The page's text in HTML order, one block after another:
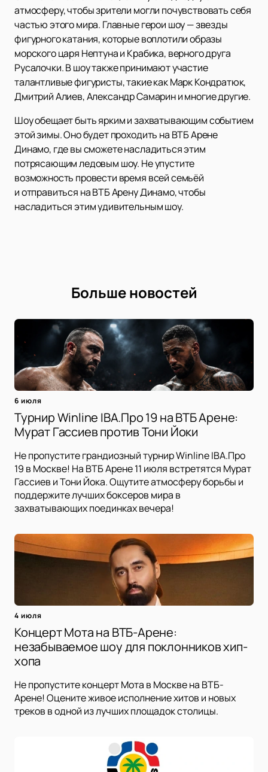
атмосферу, чтобы зрители могли почувствовать себя
частью этого мира. Главные герои шоу — звезды
фигурного катания, которые воплотили образы
морского царя Нептуна и Крабика, верного друга
Русалочки. В шоу также принимают участие
талантливые фигуристы, такие как Марк Кондратюк,
Дмитрий Алиев, Александр Самарин и многие другие.
Шоу обещает быть ярким и захватывающим событием
этой зимы. Оно будет проходить на ВТБ Арене
Динамо, где вы сможете насладиться этим
потрясающим ледовым шоу. Не упустите
возможность провести время всей семьёй
и отправиться на ВТБ Арену Динамо, чтобы
насладиться этим удивительным шоу.
Больше новостей
6 июля
Турнир Winline IBA.Про 19 на ВТБ Арене:
Мурат Гассиев против Тони Йоки
Не пропустите грандиозный турнир Winline IBA.Про
19 в Москве! На ВТБ Арене 11 июля встретятся Мурат
Гассиев и Тони Йока. Ощутите атмосферу борьбы и
поддержите лучших боксеров мира в
захватывающих поединках вечера!
4 июля
Концерт Мота на ВТБ-Арене:
незабываемое шоу для поклонников хип-
хопа
Не пропустите концерт Мота в Москве на ВТБ-
Арене! Оцените живое исполнение хитов и новых
треков в одной из лучших площадок столицы.